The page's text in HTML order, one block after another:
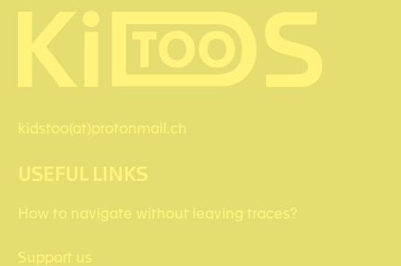
kidstoo(at)protonmail.ch
USEFUL LINKS
How to navigate without leaving traces?
Support us